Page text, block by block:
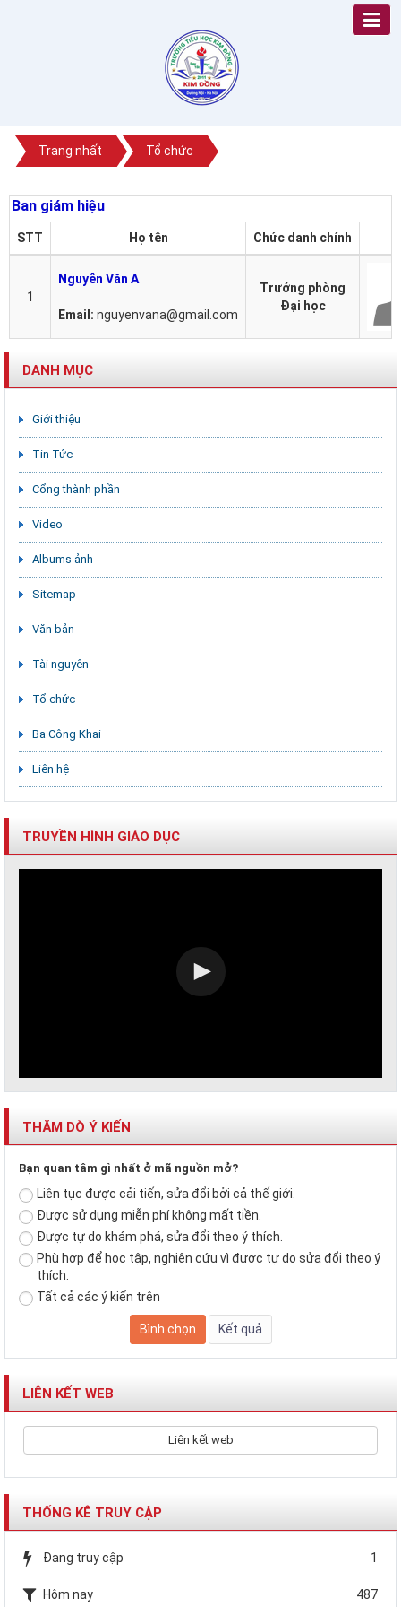
Trang nhất Tổ chức
Ban giám hiệu
STT Họ tên Chức danh chính
1
Nguyễn Văn A
Email: nguyenvana@gmail.com
Trưởng phòng
Đại học
DANH MỤC
Giới thiệu
Tin Tức
Cổng thành phần
Video
Albums ảnh
Sitemap
Văn bản
Tài nguyên
Tổ chức
Ba Công Khai
Liên hệ
TRUYỀN HÌNH GIÁO DỤC
THĂM DÒ Ý KIẾN
Bạn quan tâm gì nhất ở mã nguồn mở?
Liên tục được cải tiến, sửa đổi bởi cả thế giới.
Được sử dụng miễn phí không mất tiền.
Được tự do khám phá, sửa đổi theo ý thích.
Phù hợp để học tập, nghiên cứu vì được tự do sửa đổi theo ý
thích.
Tất cả các ý kiến trên
LIÊN KẾT WEB
Liên kết web
THỐNG KÊ TRUY CẬP
Đang truy cập 1
Hôm nay 487